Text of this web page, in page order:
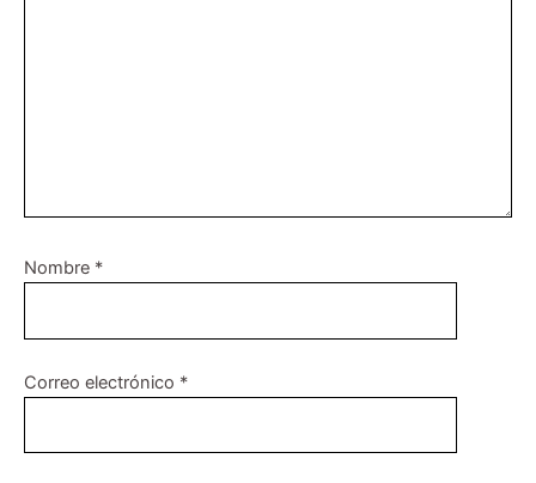
Nombre *
Correo electrónico *